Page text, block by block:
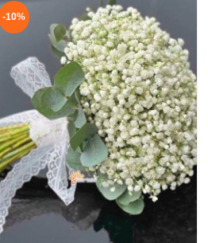
-10%